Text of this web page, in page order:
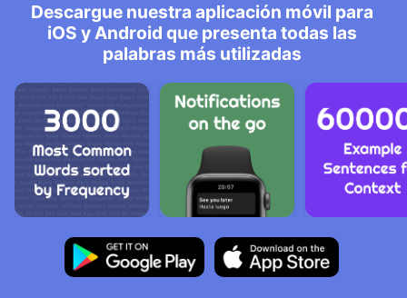
Descargue nuestra aplicación móvil para
iOS y Android que presenta todas las
palabras más utilizadas